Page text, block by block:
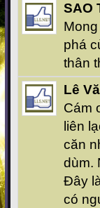
SAO
phá
thân
Lê
Cám
liên
căn
dùm.
Đây
có